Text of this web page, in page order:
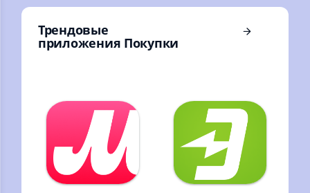
с доставкой!
Трендовые
приложения Покупки